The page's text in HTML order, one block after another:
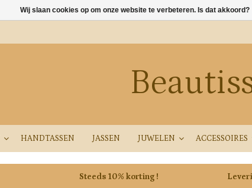
HANDTASSEN JASSEN JUWELEN ACCESSOIRES
Steeds 10% korting !
Wij slaan cookies op om onze website te verbeteren. Is dat akkoord?